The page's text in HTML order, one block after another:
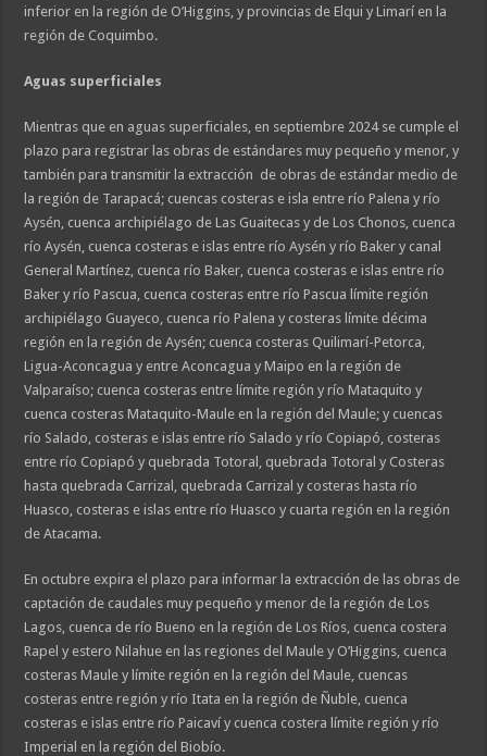
inferior en la región de O’Higgins, y provincias de Elqui y Limarí en la
región de Coquimbo.
Aguas superficiales
Mientras que en aguas superficiales, en septiembre 2024 se cumple el
plazo para registrar las obras de estándares muy pequeño y menor, y
también para transmitir la extracción de obras de estándar medio de
la región de Tarapacá; cuencas costeras e isla entre río Palena y río
Aysén, cuenca archipiélago de Las Guaitecas y de Los Chonos, cuenca
río Aysén, cuenca costeras e islas entre río Aysén y río Baker y canal
General Martínez, cuenca río Baker, cuenca costeras e islas entre río
Baker y río Pascua, cuenca costeras entre río Pascua límite región
archipiélago Guayeco, cuenca río Palena y costeras límite décima
región en la región de Aysén; cuenca costeras Quilimarí-Petorca,
Ligua-Aconcagua y entre Aconcagua y Maipo en la región de
Valparaíso; cuenca costeras entre límite región y río Mataquito y
cuenca costeras Mataquito-Maule en la región del Maule; y cuencas
río Salado, costeras e islas entre río Salado y río Copiapó, costeras
entre río Copiapó y quebrada Totoral, quebrada Totoral y Costeras
hasta quebrada Carrizal, quebrada Carrizal y costeras hasta río
Huasco, costeras e islas entre río Huasco y cuarta región en la región
de Atacama.
En octubre expira el plazo para informar la extracción de las obras de
captación de caudales muy pequeño y menor de la región de Los
Lagos, cuenca de río Bueno en la región de Los Ríos, cuenca costera
Rapel y estero Nilahue en las regiones del Maule y O’Higgins, cuenca
costeras Maule y límite región en la región del Maule, cuencas
costeras entre región y río Itata en la región de Ñuble, cuenca
costeras e islas entre río Paicaví y cuenca costera límite región y río
Imperial en la región del Biobío.